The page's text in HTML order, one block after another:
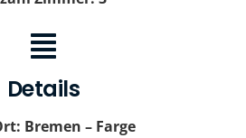
Details
Bremen – Farge